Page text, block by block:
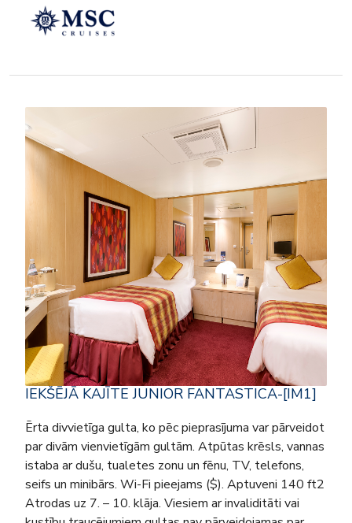
IEKŠĒJĀ KAJĪTE JUNIOR FANTASTICA-[IM1]
Ērta divvietīga gulta, ko pēc pieprasījuma var pārveidot
par divām vienvietīgām gultām. Atpūtas krēsls, vannas
istaba ar dušu, tualetes zonu un fēnu, TV, telefons,
seifs un minibārs. Wi-Fi pieejams ($). Aptuveni 140 ft2
Atrodas uz 7. – 10. klāja. Viesiem ar invaliditāti vai